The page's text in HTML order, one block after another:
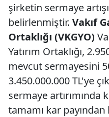
şirketin sermaye
belirlenmiştir. Vakıf
Ortaklığı (VKGYO)
Yatırım Ortaklığı,
mevcut sermayesini
3.450.000.000 TL'ye
sermaye artırımında
tamamı kar payından